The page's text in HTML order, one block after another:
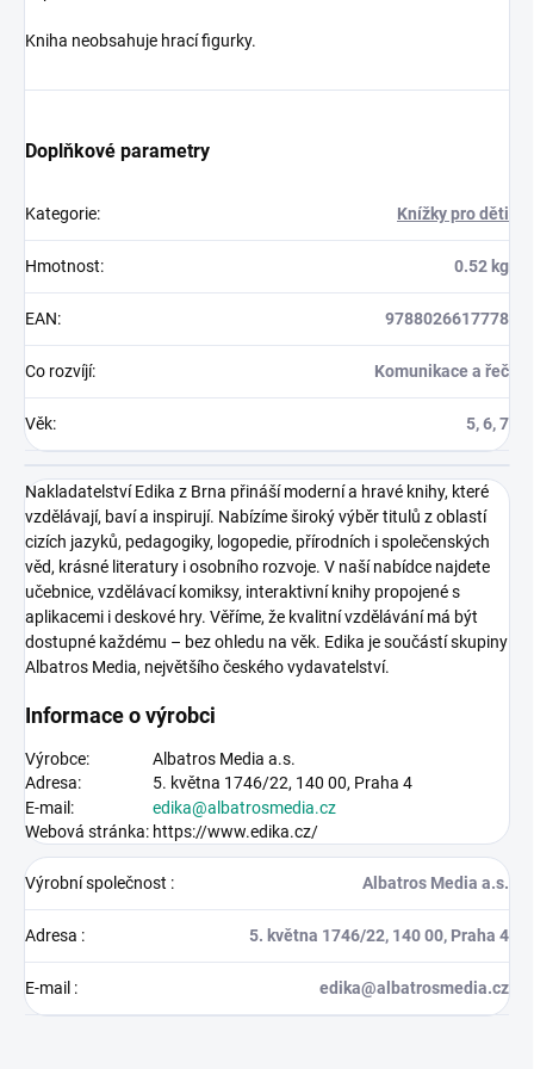
Kniha neobsahuje hrací figurky.
Doplňkové parametry
Kategorie: Knížky pro děti
Hmotnost: 0.52 kg
EAN: 9788026617778
Co rozvíjí: Komunikace a řeč
Věk: 5, 6, 7
Nakladatelství Edika z Brna přináší moderní a hravé knihy, které
vzdělávají, baví a inspirují. Nabízíme široký výběr titulů z oblastí
cizích jazyků, pedagogiky, logopedie, přírodních i společenských
věd, krásné literatury i osobního rozvoje. V naší nabídce najdete
učebnice, vzdělávací komiksy, interaktivní knihy propojené s
aplikacemi i deskové hry. Věříme, že kvalitní vzdělávání má být
dostupné každému – bez ohledu na věk. Edika je součástí skupiny
Albatros Media, největšího českého vydavatelství.
Informace o výrobci
Výrobce:
Albatros Media a.s.
Adresa:
5. května 1746/22, 140 00, Praha 4
E-mail:
edika@albatrosmedia.cz
Webová stránka: https://www.edika.cz/
Výrobní společnost : Albatros Media a.s.
Adresa : 5. května 1746/22, 140 00, Praha 4
E-mail : edika@albatrosmedia.cz